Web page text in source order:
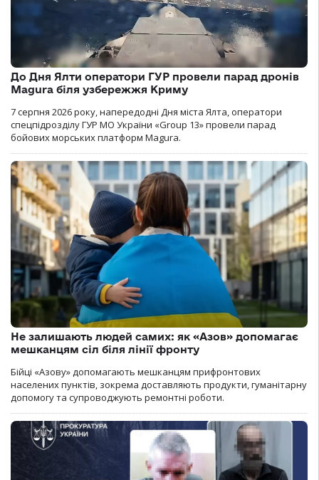
До Дня Ялти оператори ГУР провели парад дронів
Magura біля узбережжя Криму
7 серпня 2026 року, напередодні Дня міста Ялта, оператори
спецпідрозділу ГУР МО України «Group 13» провели парад
бойових морських платформ Magura.
Не залишають людей самих: як «Азов» допомагає
мешканцям сіл біля лінії фронту
Бійці «Азову» допомагають мешканцям прифронтових
населених пунктів, зокрема доставляють продукти, гуманітарну
допомогу та супроводжують ремонтні роботи.